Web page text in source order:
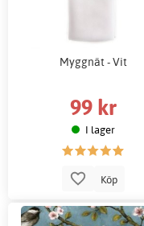
Myggnät - Vit
99 kr
I lager
Köp